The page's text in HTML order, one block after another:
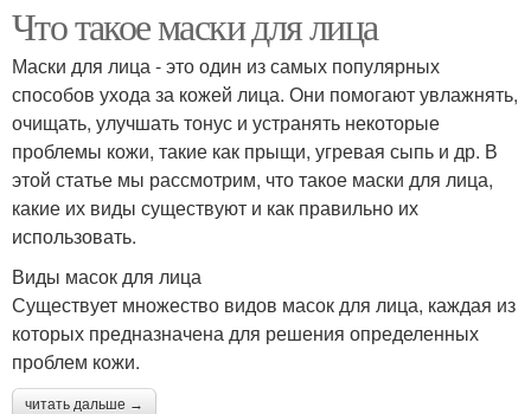
Что такое маски для лица
Маски для лица - это один из самых популярных
способов ухода за кожей лица. Они помогают увлажнять,
очищать, улучшать тонус и устранять некоторые
проблемы кожи, такие как прыщи, угревая сыпь и др. В
этой статье мы рассмотрим, что такое маски для лица,
какие их виды существуют и как правильно их
использовать.
Виды масок для лица
Существует множество видов масок для лица, каждая из
которых предназначена для решения определенных
проблем кожи.
читать дальше →